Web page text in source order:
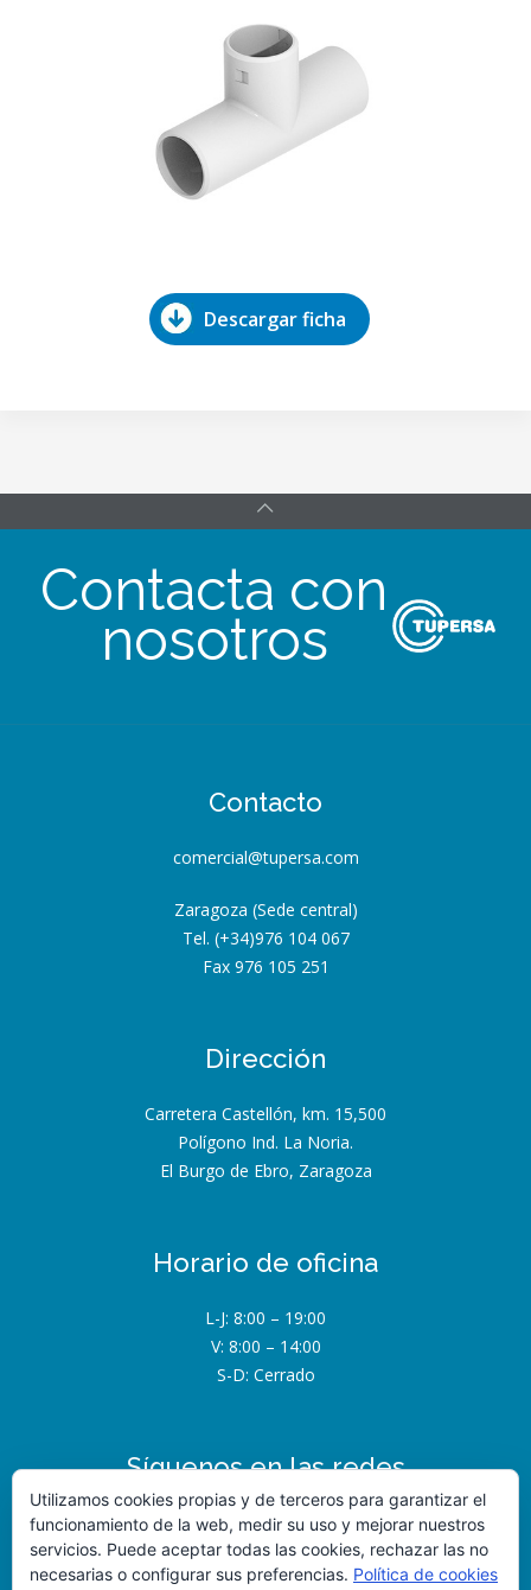
Descargar ficha
Contacta con
nosotros
Contacto
comercial@tupersa.com
Zaragoza (Sede central)
Tel. (+34)976 104 067
Fax 976 105 251
Dirección
Carretera Castellón, km. 15,500
Polígono Ind. La Noria.
El Burgo de Ebro, Zaragoza
Horario de oficina
L-J: 8:00 – 19:00
V: 8:00 – 14:00
S-D: Cerrado
Síguenos en las redes
Utilizamos cookies propias y de terceros para garantizar el
funcionamiento de la web, medir su uso y mejorar nuestros
servicios. Puede aceptar todas las cookies, rechazar las no
necesarias o configurar sus preferencias. Política de cookies